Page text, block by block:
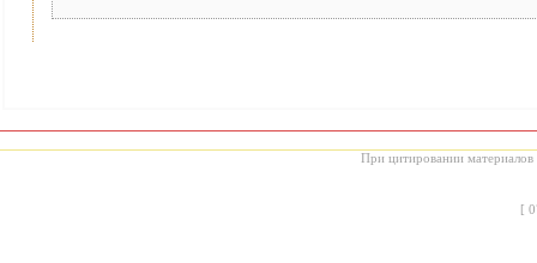
При цитировании материалов
[